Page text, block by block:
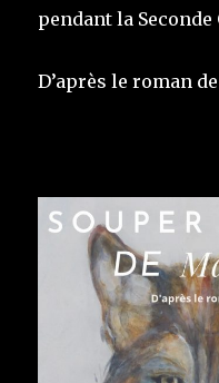
pendant la
D’après le roman